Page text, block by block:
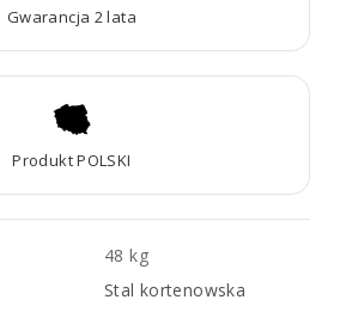
Gwarancja 2 lata
Produkt POLSKI
48 kg
Stal kortenowska